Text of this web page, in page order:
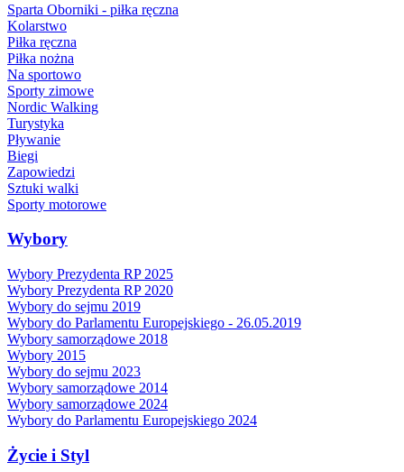
Sparta Oborniki - piłka ręczna
Kolarstwo
Piłka ręczna
Piłka nożna
Na sportowo
Sporty zimowe
Nordic Walking
Turystyka
Pływanie
Biegi
Zapowiedzi
Sztuki walki
Sporty motorowe
Wybory
Wybory Prezydenta RP 2025
Wybory Prezydenta RP 2020
Wybory do sejmu 2019
Wybory do Parlamentu Europejskiego - 26.05.2019
Wybory samorządowe 2018
Wybory 2015
Wybory do sejmu 2023
Wybory samorządowe 2014
Wybory samorządowe 2024
Wybory do Parlamentu Europejskiego 2024
Życie i Styl